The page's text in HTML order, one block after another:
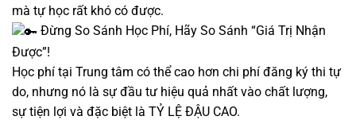
mà tự học rất khó có được.
Đừng So Sánh Học Phí, Hãy So Sánh “Giá Trị Nhận
Được”!
Học phí tại Trung tâm có thể cao hơn chi phí đăng ký thi tự
do, nhưng nó là sự đầu tư hiệu quả nhất vào chất lượng,
sự tiện lợi và đặc biệt là TỶ LỆ ĐẬU CAO.